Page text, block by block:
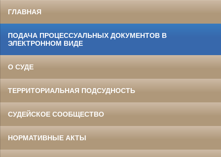
ГЛАВНАЯ
ПОДАЧА ПРОЦЕССУАЛЬНЫХ ДОКУМЕНТОВ В
ЭЛЕКТРОННОМ ВИДЕ
О СУДЕ
ТЕРРИТОРИАЛЬНАЯ ПОДСУДНОСТЬ
СУДЕЙСКОЕ СООБЩЕСТВО
НОРМАТИВНЫЕ АКТЫ